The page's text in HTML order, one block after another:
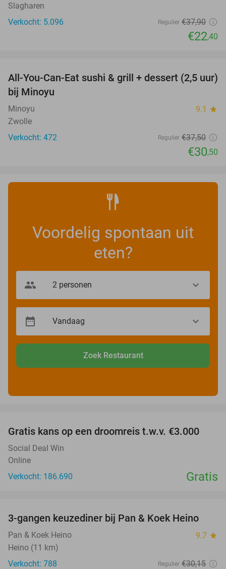
Slagharen
Verkocht: 5.096
Regulier €37,90
€22,40
19%
All-You-Can-Eat sushi & grill + dessert (2,5 uur)
bij Minoyu
Minoyu 9.1 star
Zwolle
Verkocht: 472
Regulier €37,50
€30,50
Voordelig spontaan uit
eten?
Zoek Restaurant
Gratis kans op een droomreis t.w.v. €3.000
Social Deal Win
Online
Verkocht: 186.690
Gratis
42%
3-gangen keuzediner bij Pan & Koek Heino
Pan & Koek Heino 9.7 star
Heino (11 km)
Verkocht: 788
Regulier €30,15